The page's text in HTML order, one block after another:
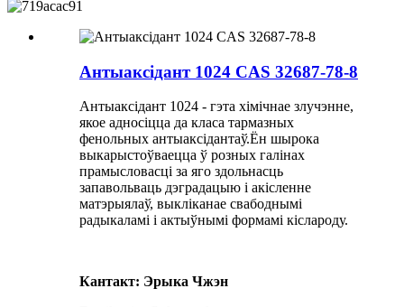
Антыаксідант 1024 CAS 32687-78-8
Антыаксідант 1024 - гэта хімічнае злучэнне,
якое адносіцца да класа тармазных
фенольных антыаксідантаў.Ён шырока
выкарыстоўваецца ў розных галінах
прамысловасці за яго здольнасць
запавольваць дэградацыю і акісленне
матэрыялаў, выкліканае свабоднымі
радыкаламі і актыўнымі формамі кіслароду.
Кантакт: Эрыка Чжэн